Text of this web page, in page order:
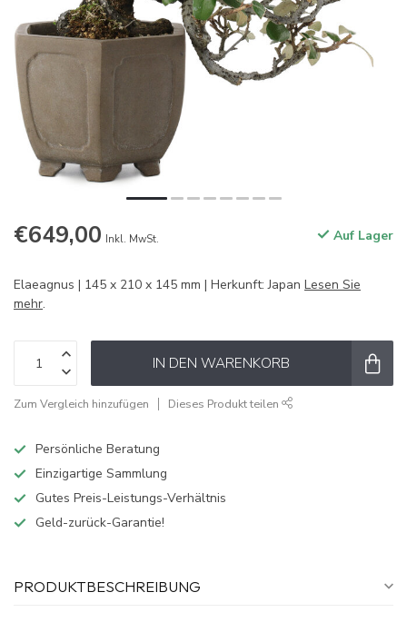
€649,00 Inkl. MwSt. Auf Lager
Elaeagnus | 145 x 210 x 145 mm | Herkunft: Japan Lesen Sie
mehr.
IN DEN WARENKORB
Zum Vergleich hinzufügen Dieses Produkt teilen
Persönliche Beratung
Einzigartige Sammlung
Gutes Preis-Leistungs-Verhältnis
Geld-zurück-Garantie!
PRODUKTBESCHREIBUNG